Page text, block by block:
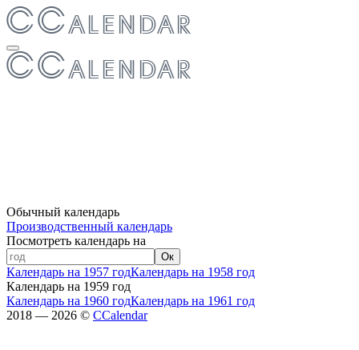
Обычный календарь
Производственный календарь
Посмотреть календарь на
Ок
Календарь на 1957 годКалендарь на 1958 год
Календарь на 1959 год
Календарь на 1960 годКалендарь на 1961 год
2018 — 2026 © CCalendar